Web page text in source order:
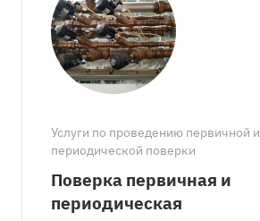
Услуги по проведению первичной и
периодической поверки
Поверка первичная и
периодическая